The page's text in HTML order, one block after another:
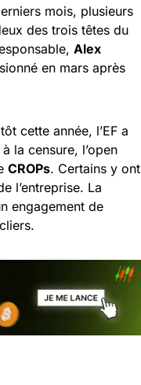
mois, plusieurs
des trois têtes du
Alex
en mars après
cette année, l’EF a
à la censure, l’open
CROPs. Certains y ont
l’entreprise. La
engagement de